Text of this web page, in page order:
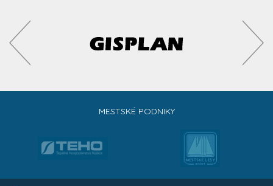
MESTSKÉ PODNIKY